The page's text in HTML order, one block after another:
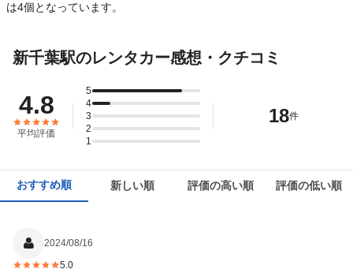
は4個となっています。
新千葉駅のレンタカー感想・クチコミ
4.8
平均評価
5
4
3
2
1
18件
おすすめ順 新しい順 評価の高い順 評価の低い順
2024/08/16
5.0